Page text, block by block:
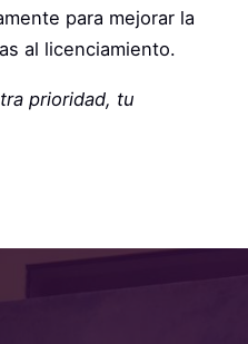
para mejorar la
al licenciamiento.
prioridad, tu